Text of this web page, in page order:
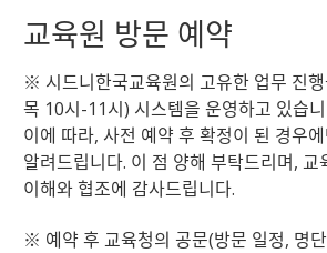
교육원 방문 예약
※ 시드니한국교육원의 고유한 업무 진
목 10시-11시) 시스템을 운영하고 있습
이에 따라, 사전 예약 후 확정이 된 경우
알려드립니다. 이 점 양해 부탁드리며, 교
이해와 협조에 감사드립니다.
※ 예약 후 교육청의 공문(방문 일정, 명